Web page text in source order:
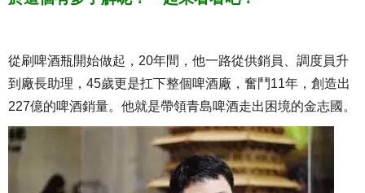
從刷啤酒瓶開始做起，20年間，他一路從供銷員、調度員升
到廠長助理，45歲更是扛下整個啤酒廠，奮鬥11年，創造出
227億的啤酒銷量。他就是帶領青島啤酒走出困境的金志國。